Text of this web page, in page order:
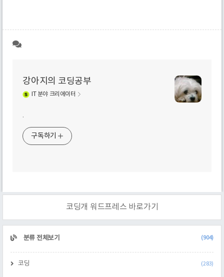
강아지의 코딩공부
IT분야 크리에이터
.
구독하기
코딩개 워드프레스 바로가기
CATEGORY
분류 전체보기 (904)
코딩 (283)